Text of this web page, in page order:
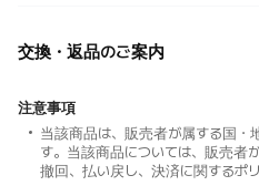
交換・返品のご案内
注意事項
当該商品は、販売者が属する国・
す。当該商品については、販売者
撤回、払い戻し、決済に関するポ